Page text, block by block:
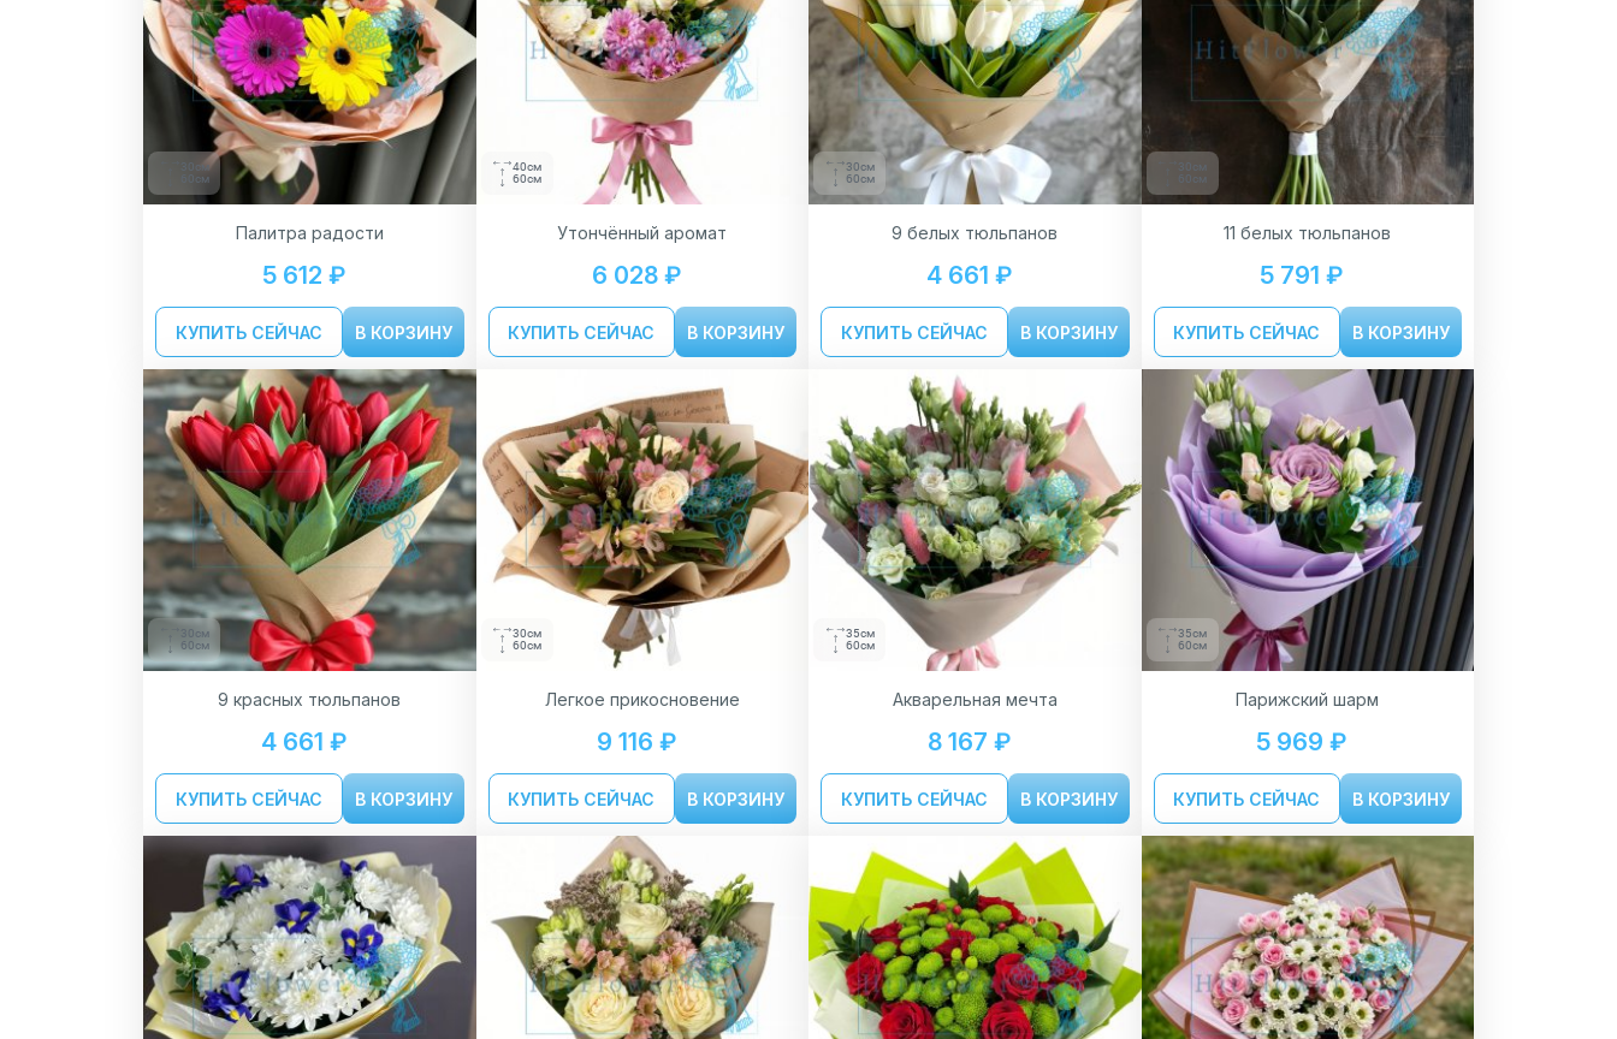
30см
60см
Палитра радости
5 612 ₽
КУПИТЬ СЕЙЧАС В КОРЗИНУ
40см
60см
Утончённый аромат
6 028 ₽
КУПИТЬ СЕЙЧАС В КОРЗИНУ
30см
60см
9 белых тюльпанов
4 661 ₽
КУПИТЬ СЕЙЧАС В КОРЗИНУ
30см
60см
11 белых тюльпанов
5 791 ₽
КУПИТЬ СЕЙЧАС В КОРЗИНУ
30см
60см
9 красных тюльпанов
4 661 ₽
КУПИТЬ СЕЙЧАС В КОРЗИНУ
30см
60см
Легкое прикосновение
9 116 ₽
КУПИТЬ СЕЙЧАС В КОРЗИНУ
35см
60см
Акварельная мечта
8 167 ₽
КУПИТЬ СЕЙЧАС В КОРЗИНУ
35см
60см
Парижский шарм
5 969 ₽
КУПИТЬ СЕЙЧАС В КОРЗИНУ